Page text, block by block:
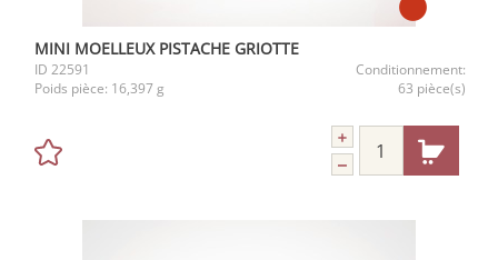
MINI MOELLEUX PISTACHE GRIOTTE
ID 22591
Conditionnement:
Poids pièce: 16,397 g 63 pièce(s)